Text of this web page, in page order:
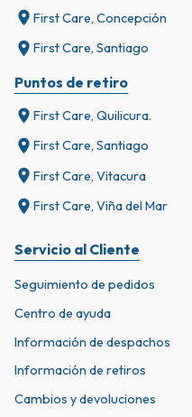
First Care, Concepción
First Care, Santiago
Puntos de retiro
First Care, Quilicura.
First Care, Santiago
First Care, Vitacura
First Care, Viña del Mar
Servicio al Cliente
Seguimiento de pedidos
Centro de ayuda
Información de despachos
Información de retiros
Cambios y devoluciones